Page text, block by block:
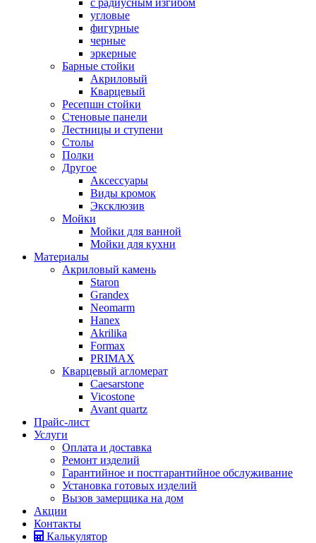
с радиусным изгибом
угловые
фигурные
черные
эркерные
Барные стойки
Акриловый
Кварцевый
Ресепшн стойки
Стеновые панели
Лестницы и ступени
Столы
Полки
Другое
Аксессуары
Виды кромок
Эксклюзив
Мойки
Мойки для ванной
Мойки для кухни
Материалы
Акриловый камень
Staron
Grandex
Neomarm
Hanex
Akrilika
Formax
PRIMAX
Кварцевый агломерат
Caesarstone
Vicostone
Avant quartz
Прайс-лист
Услуги
Оплата и доставка
Ремонт изделий
Гарантийное и постгарантийное обслуживание
Установка готовых изделий
Вызов замерщика на дом
Акции
Контакты
Калькулятор